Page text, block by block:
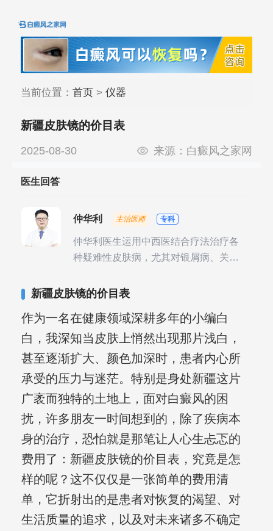
当前位置： 首页> 仪器
新疆皮肤镜的价目表
2025-08-30 来源： 白癜风之家网
医生回答
仲华利 主治医师 专科
仲华利医生运用中西医结合疗法治疗各
种疑难性皮肤病，尤其对银屑病、关节
新疆皮肤镜的价目表
作为一名在健康领域深耕多年的小编白
白，我深知当皮肤上悄然出现那片浅白，
甚至逐渐扩大、颜色加深时，患者内心所
承受的压力与迷茫。特别是身处新疆这片
广袤而独特的土地上，面对白癜风的困
扰，许多朋友一时间想到的，除了疾病本
身的治疗，恐怕就是那笔让人心生忐忑的
费用了：新疆皮肤镜的价目表，究竟是怎
样的呢？这不仅仅是一张简单的费用清
单，它折射出的是患者对恢复的渴望、对
生活质量的追求，以及对未来诸多不确定